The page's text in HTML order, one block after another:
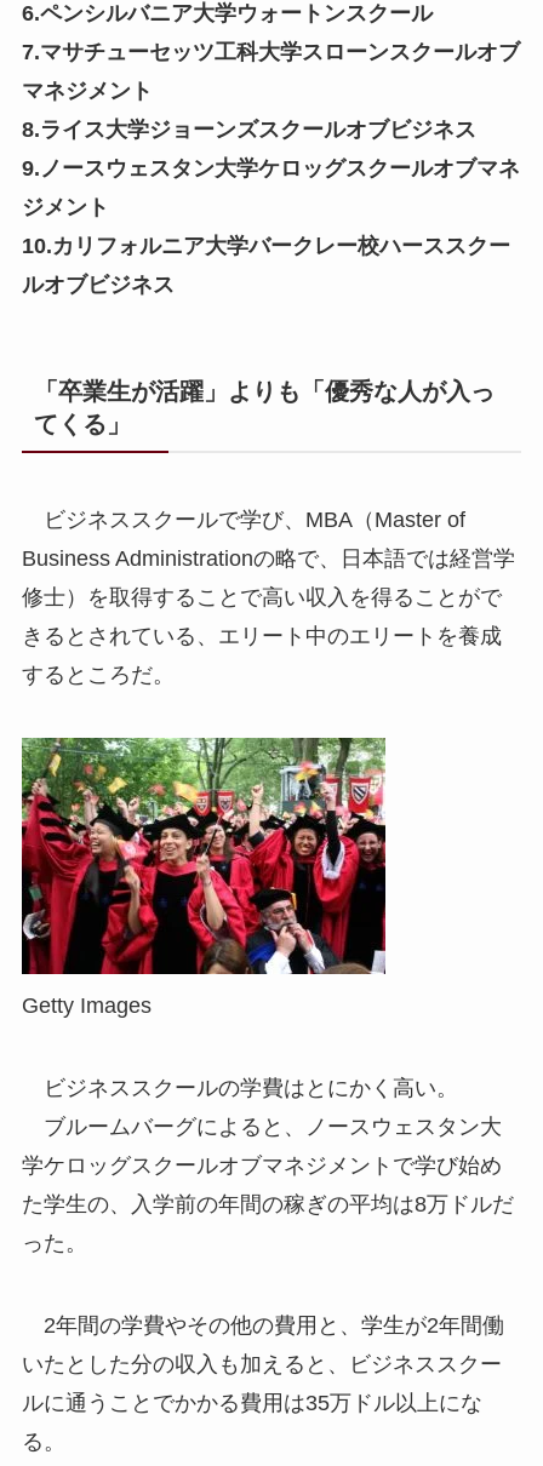
6.ペンシルバニア大学ウォートンスクール
7.マサチューセッツ工科大学スローンスクールオブ
マネジメント
8.ライス大学ジョーンズスクールオブビジネス
9.ノースウェスタン大学ケロッグスクールオブマネ
ジメント
10.カリフォルニア大学バークレー校ハーススクー
ルオブビジネス
「卒業生が活躍」よりも「優秀な人が入っ
てくる」
ビジネススクールで学び、MBA（Master of
Business Administrationの略で、日本語では経営学
修士）を取得することで高い収入を得ることがで
きるとされている、エリート中のエリートを養成
するところだ。
Getty Images
ビジネススクールの学費はとにかく高い。
ブルームバーグによると、ノースウェスタン大
学ケロッグスクールオブマネジメントで学び始め
た学生の、入学前の年間の稼ぎの平均は8万ドルだ
った。
2年間の学費やその他の費用と、学生が2年間働
いたとした分の収入も加えると、ビジネススクー
ルに通うことでかかる費用は35万ドル以上にな
る。